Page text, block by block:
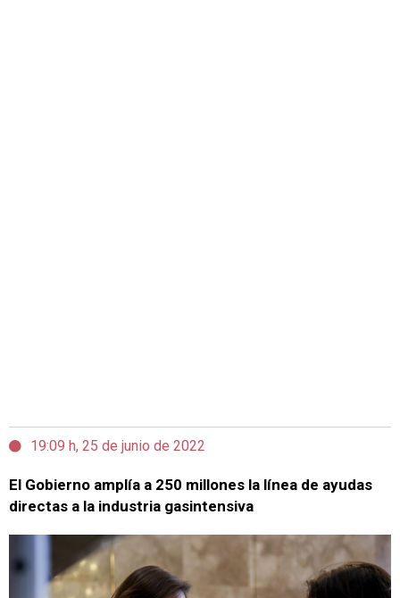
19:09 h, 25 de junio de 2022
El Gobierno amplía a 250 millones la línea de ayudas
directas a la industria gasintensiva